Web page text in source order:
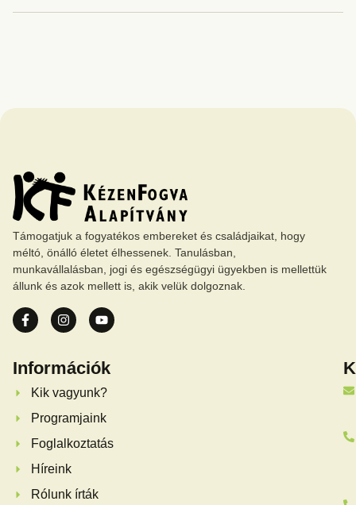
Támogatjuk a fogyatékos embereket és családjaikat, hogy
méltó, önálló életet élhessenek. Tanulásban,
munkavállalásban, jogi és egészségügyi ügyekben is mellettük
állunk és azok mellett is, akik velük dolgoznak.
Információk
Kik vagyunk?
Programjaink
Foglalkoztatás
Híreink
Rólunk írták